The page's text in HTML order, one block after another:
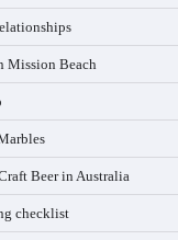
Mission Beach
Beer in Australia
checklist